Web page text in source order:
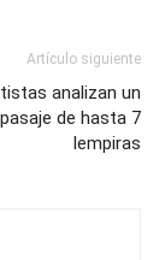
Artículo siguiente
analizan un
de hasta 7
lempiras